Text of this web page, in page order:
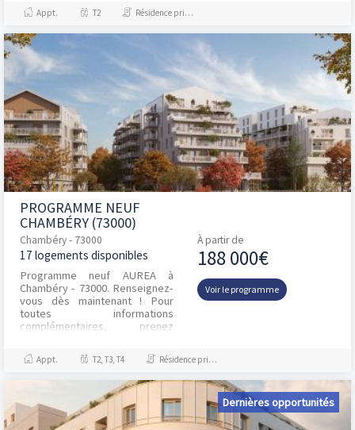
Appt. T2 Résidence principale / PTZ
PROGRAMME NEUF
CHAMBÉRY (73000)
Chambéry - 73000
17 logements disponibles
Programme neuf AUREA à
Chambéry - 73000. Renseignez-
vous dès maintenant ! Pour
toutes informations
complémentaires, prenez
À partir de
188 000€
Voir le programme
Appt. T2, T3, T4 Résidence principale / PTZ
Dernières opportunités